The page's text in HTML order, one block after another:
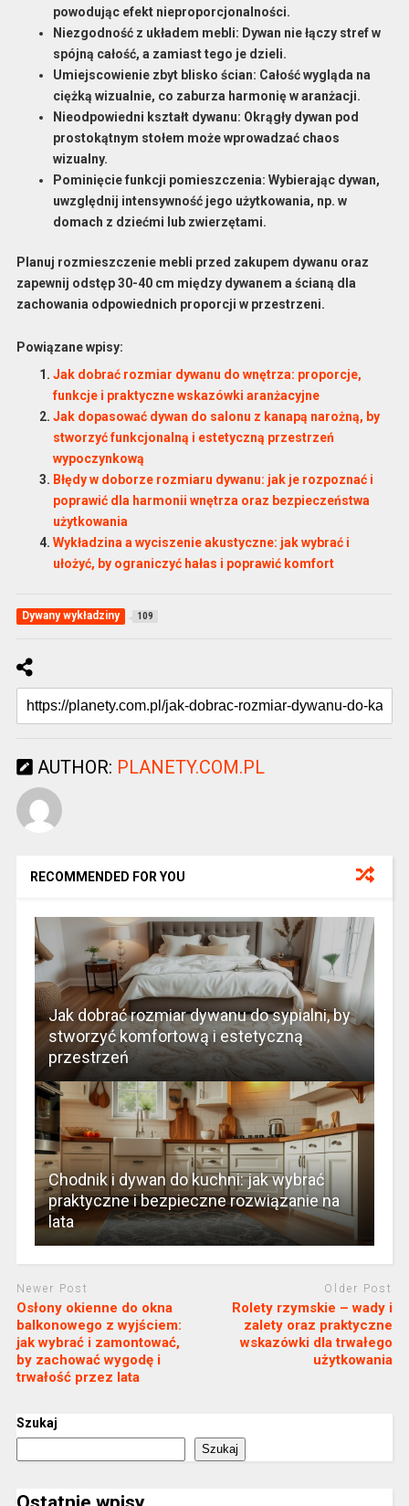
powodując efekt nieproporcjonalności.
Niezgodność z układem mebli: Dywan nie łączy stref w
spójną całość, a zamiast tego je dzieli.
Umiejscowienie zbyt blisko ścian: Całość wygląda na
ciężką wizualnie, co zaburza harmonię w aranżacji.
Nieodpowiedni kształt dywanu: Okrągły dywan pod
prostokątnym stołem może wprowadzać chaos
wizualny.
Pominięcie funkcji pomieszczenia: Wybierając dywan,
uwzględnij intensywność jego użytkowania, np. w
domach z dziećmi lub zwierzętami.
Planuj rozmieszczenie mebli przed zakupem dywanu oraz
zapewnij odstęp 30-40 cm między dywanem a ścianą dla
zachowania odpowiednich proporcji w przestrzeni.
Powiązane wpisy:
Jak dobrać rozmiar dywanu do wnętrza: proporcje,
funkcje i praktyczne wskazówki aranżacyjne
Jak dopasować dywan do salonu z kanapą narożną, by
stworzyć funkcjonalną i estetyczną przestrzeń
wypoczynkową
Błędy w doborze rozmiaru dywanu: jak je rozpoznać i
poprawić dla harmonii wnętrza oraz bezpieczeństwa
użytkowania
Wykładzina a wyciszenie akustyczne: jak wybrać i
ułożyć, by ograniczyć hałas i poprawić komfort
Dywany wykładziny 109
AUTHOR: PLANETY.COM.PL
RECOMMENDED FOR YOU
Jak dobrać rozmiar dywanu do sypialni, by
stworzyć komfortową i estetyczną
przestrzeń
Chodnik i dywan do kuchni: jak wybrać
praktyczne i bezpieczne rozwiązanie na
lata
Newer Post
Osłony okienne do okna
balkonowego z wyjściem:
jak wybrać i zamontować,
by zachować wygodę i
trwałość przez lata
Older Post
Rolety rzymskie – wady i
zalety oraz praktyczne
wskazówki dla trwałego
użytkowania
Szukaj
Szukaj